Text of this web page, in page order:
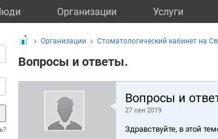
Организации Услуги
Организации Стоматологический кабинет на
Вопросы и ответы.
Вопросы и
27 сен 2019
Здравствуйте, в этой